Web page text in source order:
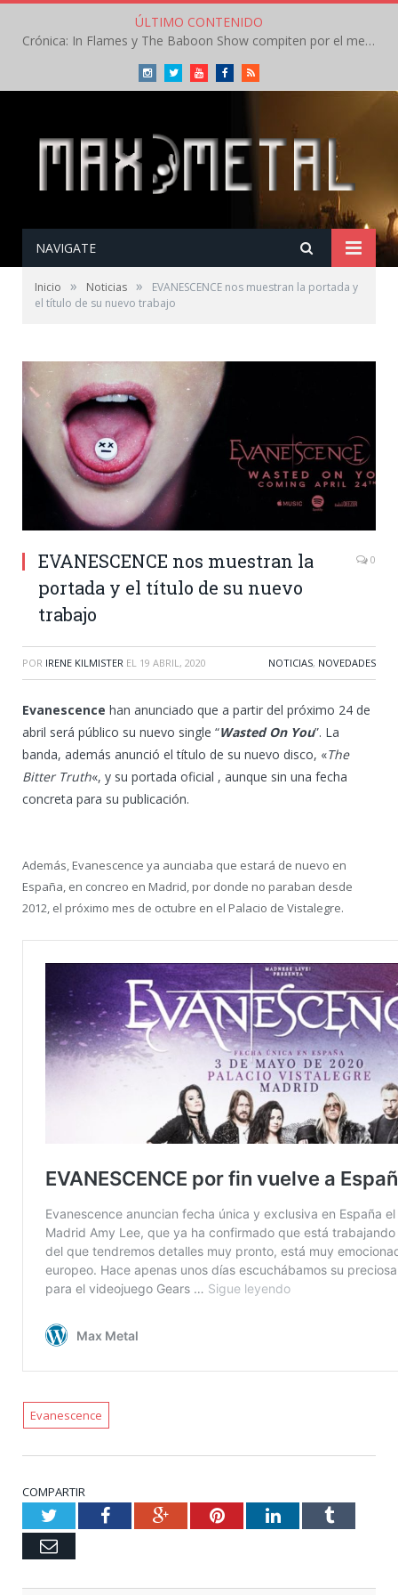
ÚLTIMO CONTENIDO
Crónica: In Flames y The Baboon Show compiten por el mejor concierto del día en el Leyendas del Rock – Viernes – Agosto 2026
InstagramTwitterYoutubeFacebookRSS
NAVIGATE
Inicio » Noticias »
EVANESCENCE nos muestran la portada y
el título de su nuevo trabajo
EVANESCENCE nos muestran la
portada y el título de su nuevo
trabajo
0
POR IRENE KILMISTER EL 19 ABRIL, 2020 NOTICIAS, NOVEDADES
Evanescence han anunciado que a partir del próximo 24 de
abril será público su nuevo single “Wasted On You”. La
banda, además anunció el título de su nuevo disco, «The
Bitter Truth«, y su portada oficial , aunque sin una fecha
concreta para su publicación.
Además, Evanescence ya aunciaba que estará de nuevo en
España, en concreo en Madrid, por donde no paraban desde
2012, el próximo mes de octubre en el Palacio de Vistalegre.
Evanescence
COMPARTIR
TwitterFacebookGoogle+PinterestLinkedInTumblr
Email